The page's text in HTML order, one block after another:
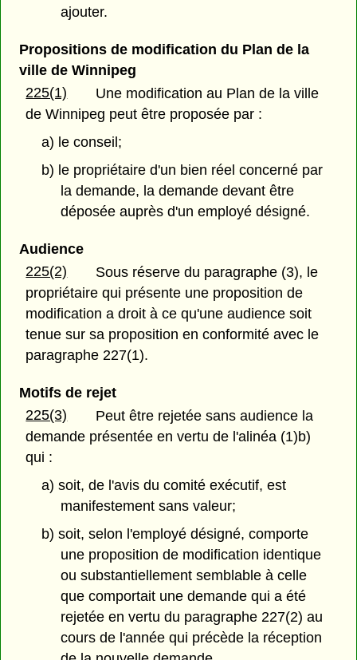
ajouter.
Propositions de modification du Plan de la
ville de Winnipeg
225(1)
Une modification au Plan de la ville
de Winnipeg peut être proposée par :
a) le conseil;
b) le propriétaire d'un bien réel concerné par
la demande, la demande devant être
déposée auprès d'un employé désigné.
Audience
225(2)
Sous réserve du paragraphe (3), le
propriétaire qui présente une proposition de
modification a droit à ce qu'une audience soit
tenue sur sa proposition en conformité avec le
paragraphe 227(1).
Motifs de rejet
225(3)
Peut être rejetée sans audience la
demande présentée en vertu de l'alinéa (1)b)
qui :
a) soit, de l'avis du comité exécutif, est
manifestement sans valeur;
b) soit, selon l'employé désigné, comporte
une proposition de modification identique
ou substantiellement semblable à celle
que comportait une demande qui a été
rejetée en vertu du paragraphe 227(2) au
cours de l'année qui précède la réception